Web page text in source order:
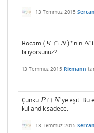
13 Temmuz 2015 Sercan
Hocam (K ∩ N)g
(K∩ N) g 'ninN
N
biliyorsunuz?
13 Temmuz 2015 Riemann
Çünkü P ∩ N
P∩N 'ye eşit. Bu
kullandık sadece.
13 Temmuz 2015 Sercan